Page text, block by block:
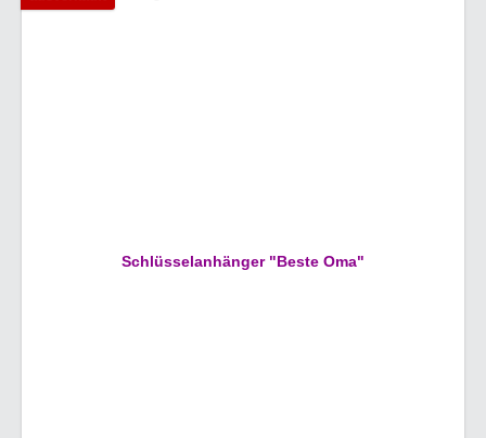
Schlüsselanhänger "Beste Oma"